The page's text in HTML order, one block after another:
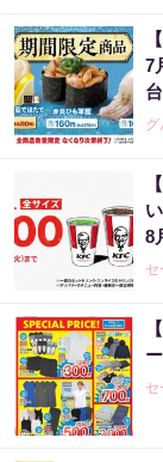
7
台
グ
8
セ
セ